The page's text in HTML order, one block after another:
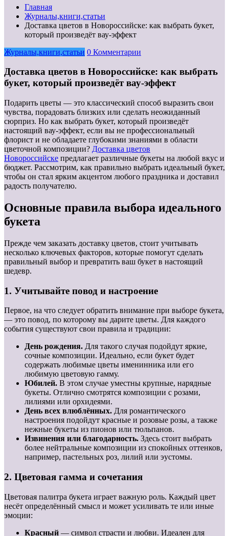
Главная
Журналы,книги,статьи
Доставка цветов в Новороссийске: как выбрать букет,
который произведёт вау-эффект
Журналы,книги,статьи 0 Комментарии
Доставка цветов в Новороссийске: как выбрать
букет, который произведёт вау-эффект
Подарить цветы — это классический способ выразить свои
чувства, порадовать близких или сделать неожиданный
сюрприз. Но как выбрать букет, который произведёт
настоящий вау-эффект, если вы не профессиональный
флорист и не обладаете глубокими знаниями в области
цветочной композиции? Доставка цветов
Новороссийске предлагает различные букеты на любой вкус и
бюджет. Рассмотрим, как правильно выбрать идеальный букет,
чтобы он стал ярким акцентом любого праздника и доставил
радость получателю.
Основные правила выбора идеального
букета
Прежде чем заказать доставку цветов, стоит учитывать
несколько ключевых факторов, которые помогут сделать
правильный выбор и превратить ваш букет в настоящий
шедевр.
1. Учитывайте повод и настроение
Первое, на что следует обратить внимание при выборе букета,
— это повод, по которому вы дарите цветы. Для каждого
события существуют свои правила и традиции:
День рождения. Для такого случая подойдут яркие,
сочные композиции. Идеально, если букет будет
содержать любимые цветы именинника или его
любимую цветовую гамму.
Юбилей. В этом случае уместны крупные, нарядные
букеты. Отлично смотрятся композиции с розами,
лилиями или орхидеями.
День всех влюблённых. Для романтического
настроения подойдут красные и розовые розы, а также
нежные букеты из пионов или тюльпанов.
Извинения или благодарность. Здесь стоит выбрать
более нейтральные композиции из спокойных оттенков,
например, пастельных роз, лилий или эустомы.
2. Цветовая гамма и сочетания
Цветовая палитра букета играет важную роль. Каждый цвет
несёт определённый смысл и может усиливать те или иные
эмоции:
Красный — символ страсти и любви. Идеален для